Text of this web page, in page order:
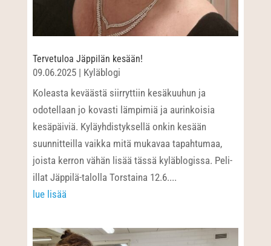
Tervetuloa Jäppilän kesään!
09.06.2025| Kyläblogi
Koleasta keväästä siirryttiin kesäkuuhun ja
odotellaan jo kovasti lämpimiä ja aurinkoisia
kesäpäiviä. Kyläyhdistyksellä onkin kesään
suunnitteilla vaikka mitä mukavaa tapahtumaa,
joista kerron vähän lisää tässä kyläblogissa. Peli-
illat Jäppilä-talolla Torstaina 12.6....
lue lisää